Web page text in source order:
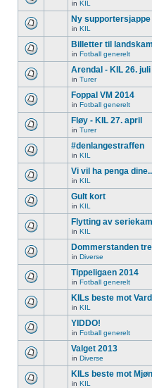
in KIL
Ny
in KIL
Billetter til
in Fotball generelt
Arendal - KIL 26. juli
in Turer
Foppal VM 2014
in Fotball generelt
Fløy - KIL 27. april
in Turer
#denlangestraffen
in KIL
Vi vil ha penga
in KIL
Gult kort
in KIL
Flytting av
in KIL
Dommerstanden
in Diverse
Tippeligaen 2014
in Fotball generelt
KILs beste mot Vard
in KIL
YIDDO!
in Fotball generelt
Valget 2013
in Diverse
KILs beste mot
in KIL